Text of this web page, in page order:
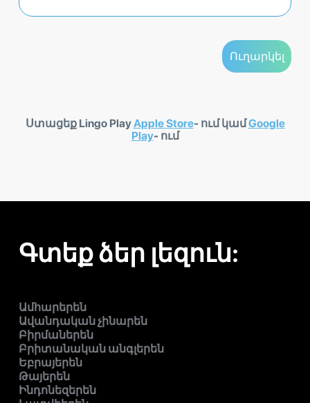
Ստացեք Lingo PlayApple Store- ում կամGoogle
Play- ում
Գտեք ձեր լեզուն:
Ամհարերեն
Ավանդական չինարեն
Բիրմաներեն
Բրիտանական անգլերեն
Եբրայերեն
Թայերեն
Ինդոնեզերեն